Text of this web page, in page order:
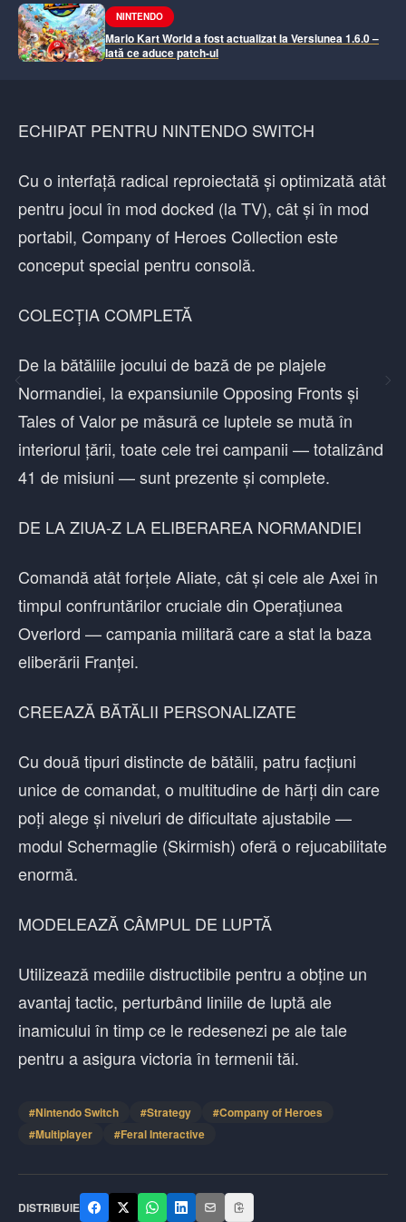
NINTENDO
Mario Kart World a fost actualizat la Versiunea 1.6.0 –
Iată ce aduce patch-ul
ECHIPAT PENTRU NINTENDO SWITCH
Cu o interfață radical reproiectată și optimizată atât
pentru jocul în mod docked (la TV), cât și în mod
portabil, Company of Heroes Collection este
conceput special pentru consolă.
COLECȚIA COMPLETĂ
De la bătăliile jocului de bază de pe plajele
Normandiei, la expansiunile Opposing Fronts și
Tales of Valor pe măsură ce luptele se mută în
interiorul țării, toate cele trei campanii — totalizând
41 de misiuni — sunt prezente și complete.
DE LA ZIUA-Z LA ELIBERAREA NORMANDIEI
Comandă atât forțele Aliate, cât și cele ale Axei în
timpul confruntărilor cruciale din Operațiunea
Overlord — campania militară care a stat la baza
eliberării Franței.
CREEAZĂ BĂTĂLII PERSONALIZATE
Cu două tipuri distincte de bătălii, patru facțiuni
unice de comandat, o multitudine de hărți din care
poți alege și niveluri de dificultate ajustabile —
modul Schermaglie (Skirmish) oferă o rejucabilitate
enormă.
MODELEAZĂ CÂMPUL DE LUPTĂ
Utilizează mediile distructibile pentru a obține un
avantaj tactic, perturbând liniile de luptă ale
inamicului în timp ce le redesenezi pe ale tale
pentru a asigura victoria în termenii tăi.
#Nintendo Switch #Strategy #Company of Heroes
#Multiplayer #Feral Interactive
DISTRIBUIE